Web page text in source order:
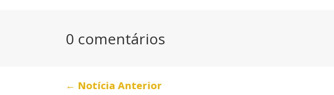
0 comentários
← Notícia Anterior